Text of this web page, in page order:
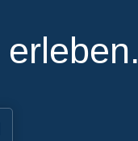
erleben.